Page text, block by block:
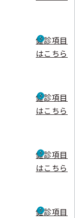
健診項目
はこちら
健診項目
はこちら
健診項目
はこちら
健診項目